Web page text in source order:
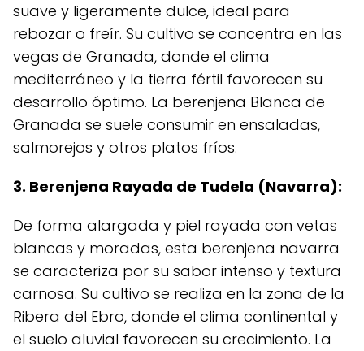
suave y ligeramente dulce, ideal para
rebozar o freír. Su cultivo se concentra en las
vegas de Granada, donde el clima
mediterráneo y la tierra fértil favorecen su
desarrollo óptimo. La berenjena Blanca de
Granada se suele consumir en ensaladas,
salmorejos y otros platos fríos.
3. Berenjena Rayada de Tudela (Navarra):
De forma alargada y piel rayada con vetas
blancas y moradas, esta berenjena navarra
se caracteriza por su sabor intenso y textura
carnosa. Su cultivo se realiza en la zona de la
Ribera del Ebro, donde el clima continental y
el suelo aluvial favorecen su crecimiento. La